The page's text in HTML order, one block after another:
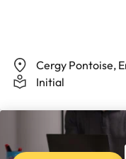
Cergy Pontoise,
Rambouillet
Initial